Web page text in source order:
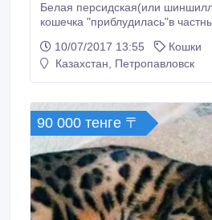
Белая персидская(или
кошечка "приблудилась"в
ласковая, кушает все.Ищет
хозяина.
10/07/2017 13:55
Кошки
Казахстан, Петропавловск
90 000 тенге 〒